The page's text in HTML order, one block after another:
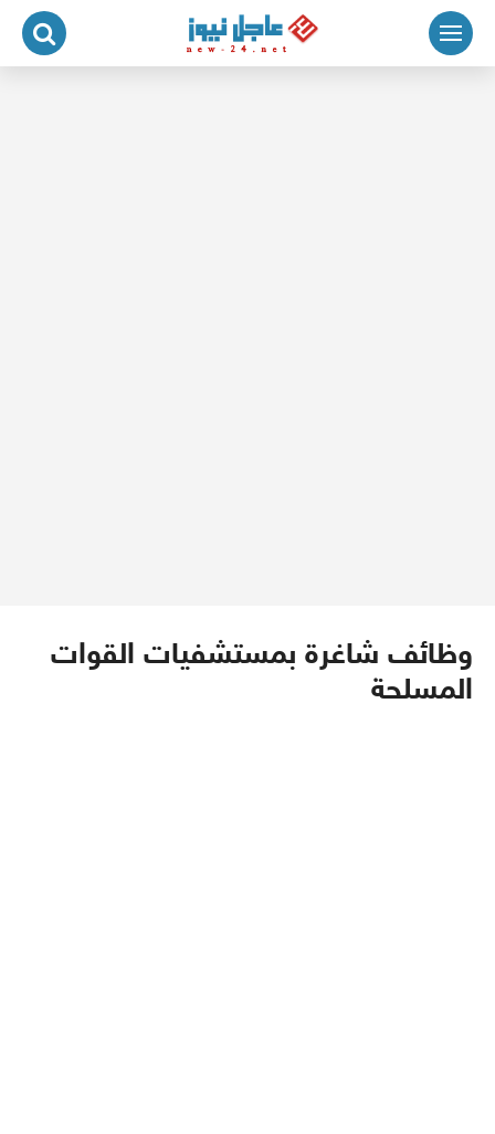
التجاوز
المحتوى
وظائف شاغرة بمستشفيات القوات
المسلحة